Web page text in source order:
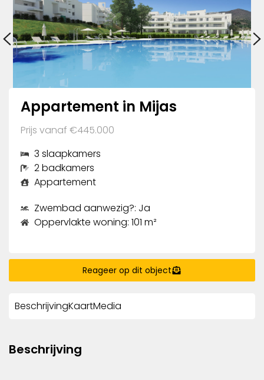
Appartement in Mijas
Prijs vanaf €445.000
3 slaapkamers
2 badkamers
Appartement
Zwembad aanwezig?: Ja
Oppervlakte woning: 101 m²
Reageer op dit object
BeschrijvingKaartMedia
Beschrijving